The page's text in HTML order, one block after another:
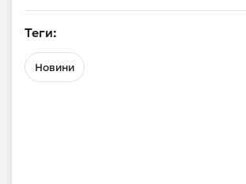
Теги:
Новини